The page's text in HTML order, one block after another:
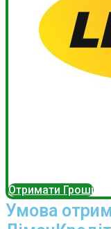
Отримати Гроші
Умова